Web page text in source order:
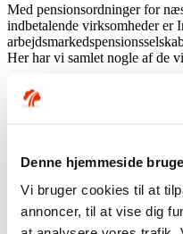
Denne hjemmeside
Vi bruger cookies til at
annoncer, til at vise dig
Med pensionsordninger for
indbetalende virksomheder er
Her har vi samlet nogle af de
Medlemmer
Aktive
208.793
43.176
Invalide-